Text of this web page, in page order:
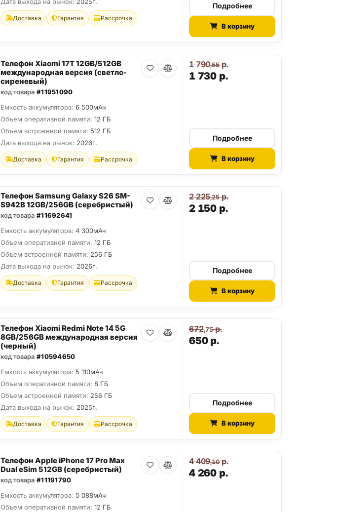
Дата выхода на рынок: 2025г.
Доставка Гарантия Рассрочка
Подробнее
В корзину
Телефон Xiaomi 17T 12GB/512GB
международная версия (светло-
сиреневый)
код товара #11951090
Емкость аккумулятора: 6 500мАч
Объем оперативной памяти: 12 ГБ
Объем встроенной памяти: 512 ГБ
Дата выхода на рынок: 2026г.
Доставка Гарантия Рассрочка
1 730 р.
1 790,55р.
Подробнее
В корзину
Телефон Samsung Galaxy S26 SM-
S942B 12GB/256GB (серебристый)
код товара #11692641
Емкость аккумулятора: 4 300мАч
Объем оперативной памяти: 12 ГБ
Объем встроенной памяти: 256 ГБ
Дата выхода на рынок: 2026г.
Доставка Гарантия Рассрочка
2 150 р.
2 225,25р.
Подробнее
В корзину
Телефон Xiaomi Redmi Note 14 5G
8GB/256GB международная версия
(черный)
код товара #10594650
Емкость аккумулятора: 5 110мАч
Объем оперативной памяти: 8 ГБ
Объем встроенной памяти: 256 ГБ
Дата выхода на рынок: 2025г.
Доставка Гарантия Рассрочка
650р.
672,75р.
Подробнее
В корзину
Телефон Apple iPhone 17 Pro Max
Dual eSim 512GB (серебристый)
код товара #11191790
Емкость аккумулятора: 5 088мАч
Объем оперативной памяти: 12 ГБ
4 260 р.
4 409,10р.